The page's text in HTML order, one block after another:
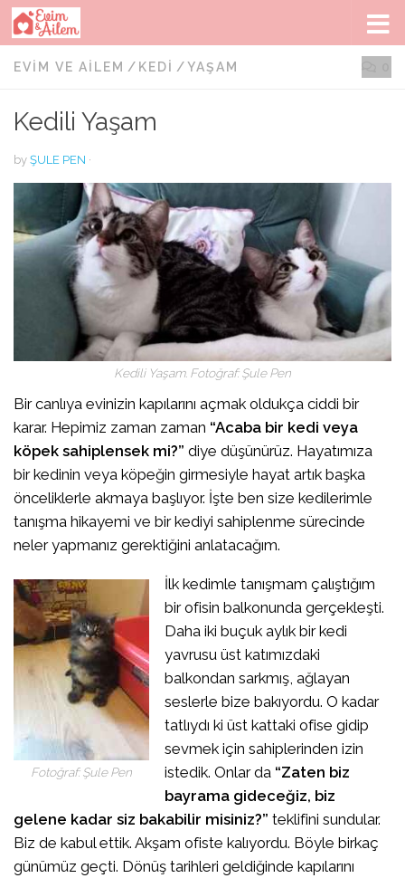
Skip to content
EVIM VE AILEM / KEDI /YAŞAM
Kedili Yaşam
by ŞULE PEN ·
Kedili Yaşam. Fotoğraf: Şule Pen
Bir canlıya evinizin kapılarını açmak oldukça ciddi bir
karar. Hepimiz zaman zaman “Acaba bir kedi veya
köpek sahiplensek mi?” diye düşünürüz. Hayatımıza
bir kedinin veya köpeğin girmesiyle hayat artık başka
önceliklerle akmaya başlıyor. İşte ben size kedilerimle
tanışma hikayemi ve bir kediyi sahiplenme sürecinde
neler yapmanız gerektiğini anlatacağım.
Fotoğraf: Şule Pen
İlk kedimle tanışmam çalıştığım
bir ofisin balkonunda gerçekleşti.
Daha iki buçuk aylık bir kedi
yavrusu üst katımızdaki
balkondan sarkmış, ağlayan
seslerle bize bakıyordu. O kadar
tatlıydı ki üst kattaki ofise gidip
sevmek için sahiplerinden izin
istedik. Onlar da “Zaten biz
bayrama gideceğiz, biz
gelene kadar siz bakabilir misiniz?” teklifini sundular.
Biz de kabul ettik. Akşam ofiste kalıyordu. Böyle birkaç
günümüz geçti. Dönüş tarihleri geldiğinde kapılarını